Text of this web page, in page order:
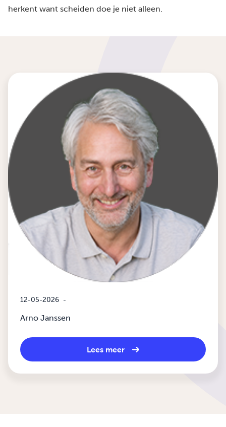
herkent want scheiden doe je niet alleen.
12-05-2026 -
Arno Janssen
Lees meer